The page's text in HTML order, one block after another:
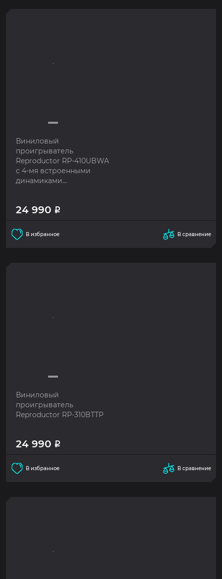
В избранное В сравнение
Виниловый
проигрыватель
Reproductor RP-410UBWA
с 4-мя встроенными
динамиками...
24 990 Р
В избранное В сравнение
Виниловый
проигрыватель
Reproductor RP-310BTTP
24 990 Р